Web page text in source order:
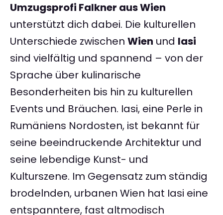
Umzugsprofi Falkner aus Wien
unterstützt dich dabei. Die kulturellen
Unterschiede zwischen Wien und Iasi
sind vielfältig und spannend – von der
Sprache über kulinarische
Besonderheiten bis hin zu kulturellen
Events und Bräuchen. Iasi, eine Perle in
Rumäniens Nordosten, ist bekannt für
seine beeindruckende Architektur und
seine lebendige Kunst- und
Kulturszene. Im Gegensatz zum ständig
brodelnden, urbanen Wien hat Iasi eine
entspanntere, fast altmodisch